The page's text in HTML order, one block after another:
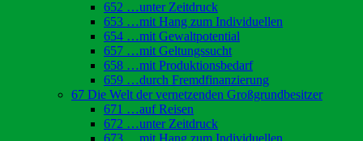
652 …unter Zeitdruck
653 …mit Hang zum Individuellen
654 …mit Gewaltpotential
657 …mit Geltungssucht
658 …mit Produktionsbedarf
659 …durch Fremdfinanzierung
67 Die Welt der vernetzenden Großgrundbesitzer
671 …auf Reisen
672 …unter Zeitdruck